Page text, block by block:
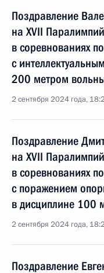
Поздравление
на XVII
в соревнованиях
с
200 метром
2 сентября 2024 года,
Поздравление
на XVII
в соревнованиях
с поражением
в дисциплине 100
2 сентября 2024 года,
Поздравление